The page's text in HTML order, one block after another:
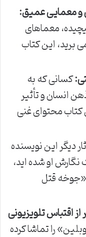
و معمایی عمیق:
معماهای
برید، این کتاب
کسانی که به
انسان و تأثیر
کتاب محتوای غنی
دیگر این نویسنده
نگارش او شده اید،
قتل
اقتباس تلویزیونی
را تماشا کرده